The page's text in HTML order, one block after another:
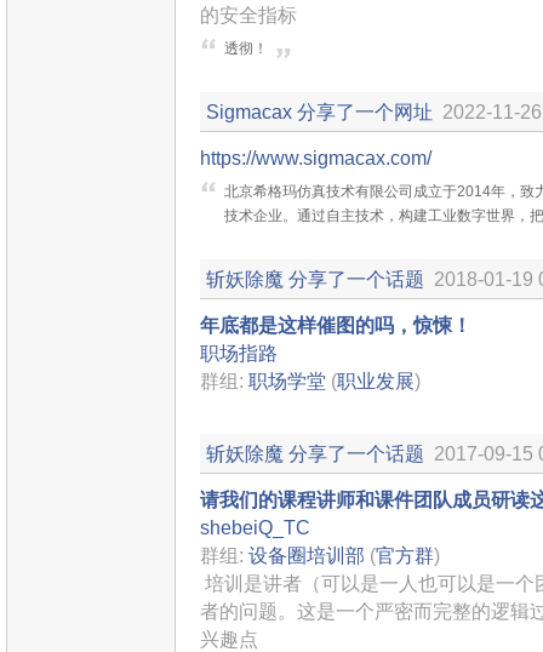
的安全指标
透彻！
Sigmacax 分享了一个网址 2022-11-
https://www.sigmacax.com/
北京希格玛仿真技术有限公司成立于2014年，
技术企业。通过自主技术，构建工业数字世界，
斩妖除魔 分享了一个话题 2018-01-19
年底都是这样催图的吗，惊悚！
职场指路
群组: 职场学堂 (职业发展)
斩妖除魔 分享了一个话题 2017-09-15
请我们的课程讲师和课件团队成员研读
shebeiQ_TC
群组: 设备圈培训部 (官方群)
培训是讲者（可以是一人也可以是一
者的问题。这是一个严密而完整的逻
兴趣点